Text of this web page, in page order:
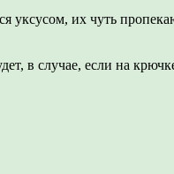
их чуть
в случае, если на крючке